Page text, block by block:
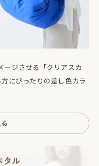
ージさせる「クリアスカ
にぴったりの差し色カラ